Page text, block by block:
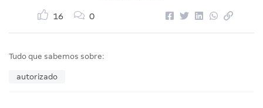
16 0
Tudo que sabemos sobre:
autorizado